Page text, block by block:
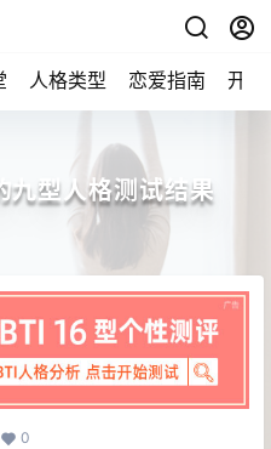
人格类型 恋爱指南 开始
九型人格测试结果
0